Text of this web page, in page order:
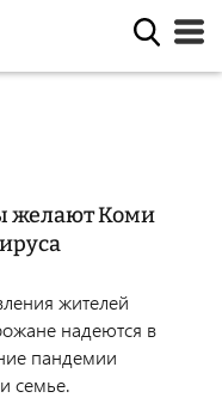
желают Коми
жителей
надеются в
пандемии
семье.